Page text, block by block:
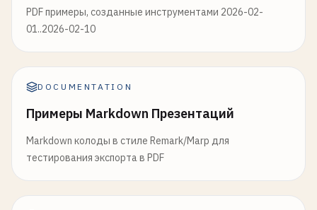
PDF примеры, созданные инструментами 2026-02-
01..2026-02-10
DOCUMENTATION
Примеры Markdown Презентаций
Markdown колоды в стиле Remark/Marp для
тестирования экспорта в PDF